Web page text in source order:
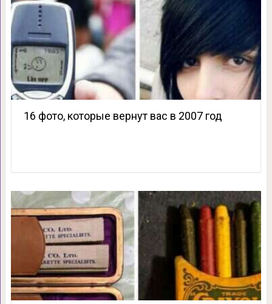
16 фото, которые вернут вас в 2007 год